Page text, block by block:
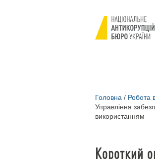
Головна / Робота
Управління
використанням
Короткий